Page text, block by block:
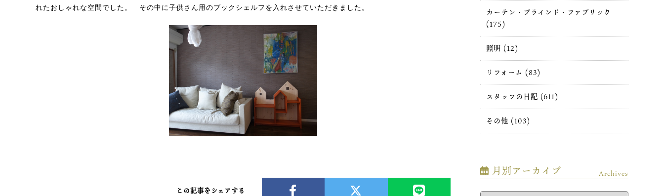
れたおしゃれな空間でした。 その中に子供さん用のブックシェルフを入れさせていただきました。
この記事をシェアする
カーテン・ブラインド・ファブリック
(175)
照明 (12)
リフォーム (83)
スタッフの日記 (611)
その他 (103)
月別アーカイブ Archives